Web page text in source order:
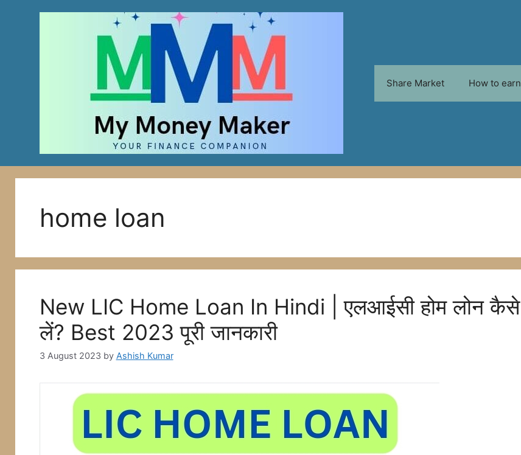
Share Market How to earn
home loan
New LIC Home Loan In Hindi | एलआईसी होम लोन कैसे
लें? Best 2023 पूरी जानकारी
3 August 2023 by Ashish Kumar